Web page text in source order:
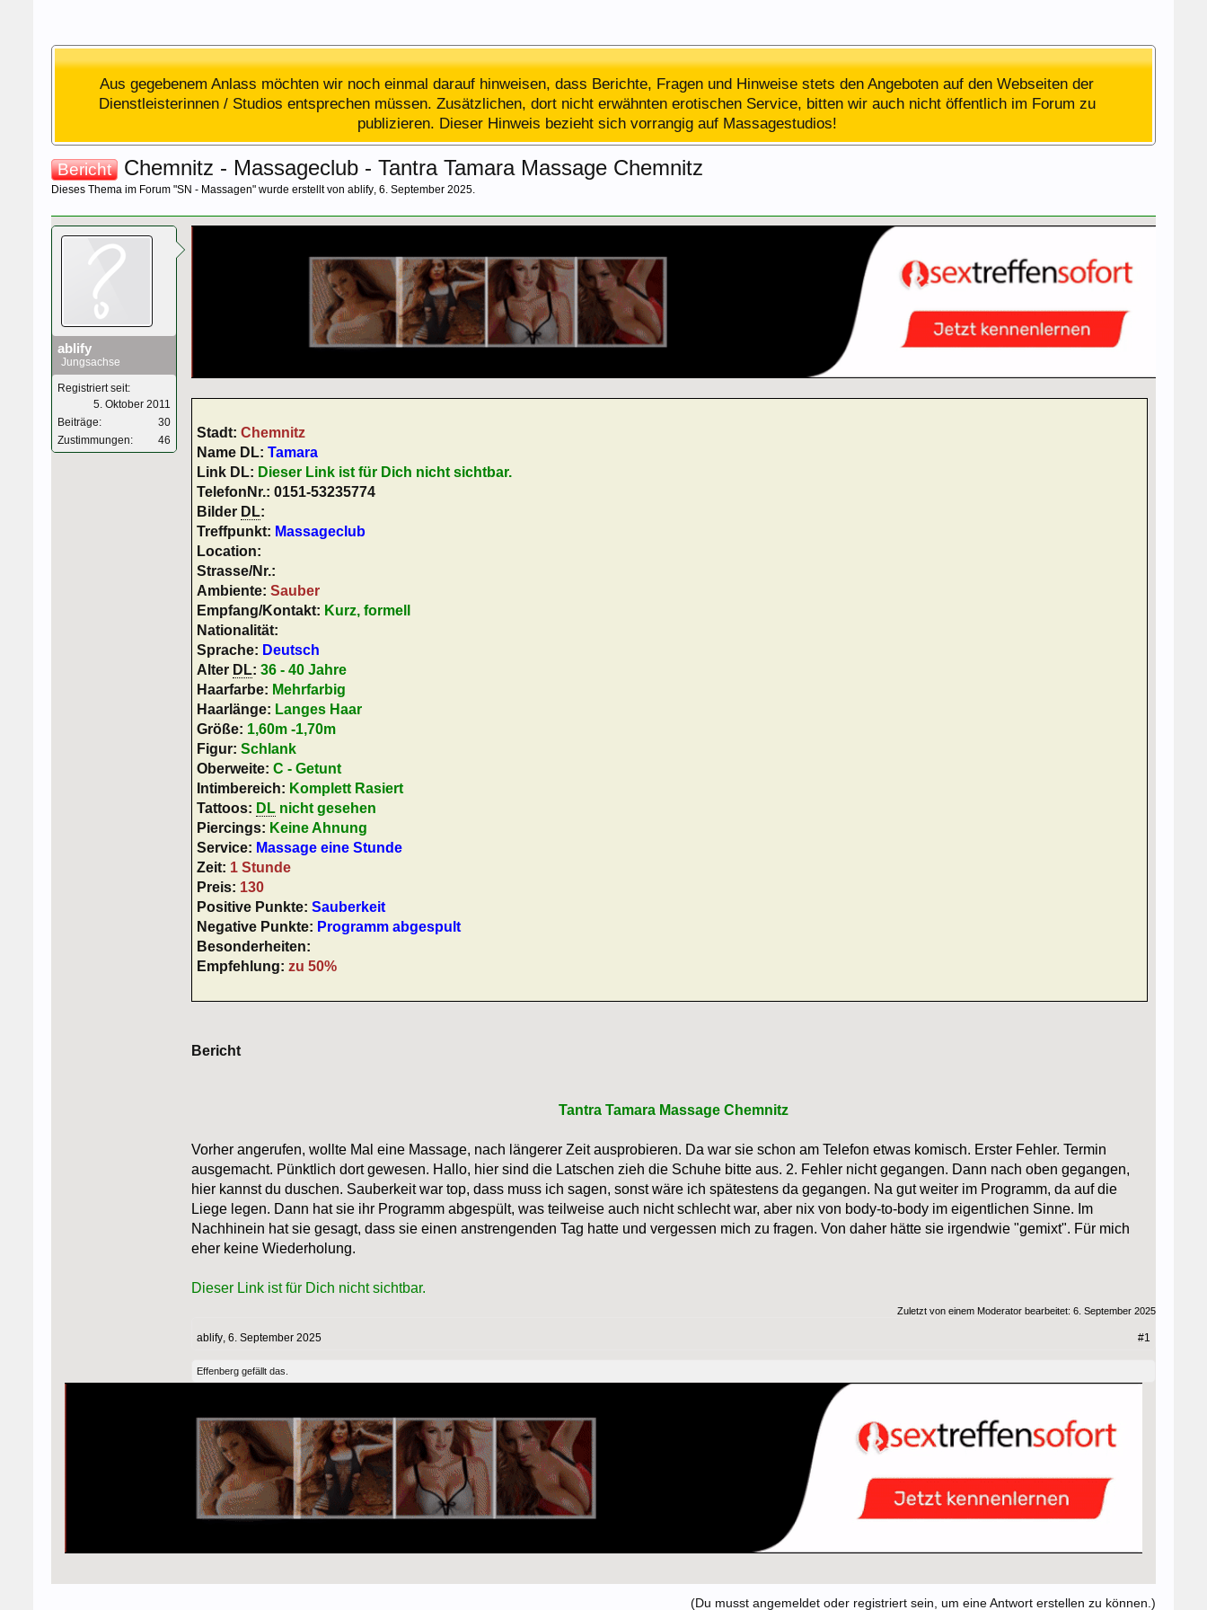
Aus gegebenem Anlass möchten wir noch einmal darauf hinweisen, dass Berichte, Fragen und Hinweise stets den Angeboten auf den Webseiten der
Dienstleisterinnen / Studios entsprechen müssen. Zusätzlichen, dort nicht erwähnten erotischen Service, bitten wir auch nicht öffentlich im Forum zu
publizieren. Dieser Hinweis bezieht sich vorrangig auf Massagestudios!
Bericht Chemnitz - Massageclub - Tantra Tamara Massage Chemnitz
Dieses Thema im Forum "SN - Massagen" wurde erstellt von ablify 6. September 2025
ablify
Jungsachse
Registriert seit:
5. Oktober 2011
Beiträge:
30
Zustimmungen:
46 Stadt: Chemnitz
Name DL: Tamara
Link DL: Dieser Link ist für Dich nicht sichtbar.
TelefonNr.: 0151-53235774
Bilder DL:
Treffpunkt: Massageclub
Location:
Strasse/Nr.:
Ambiente: Sauber
Empfang/Kontakt: Kurz, formell
Nationalität:
Sprache: Deutsch
Alter DL: 36 - 40 Jahre
Haarfarbe: Mehrfarbig
Haarlänge: Langes Haar
Größe: 1,60m -1,70m
Figur: Schlank
Oberweite: C - Getunt
Intimbereich: Komplett Rasiert
Tattoos: DL nicht gesehen
Piercings: Keine Ahnung
Service: Massage eine Stunde
Zeit: 1 Stunde
Preis: 130
Positive Punkte: Sauberkeit
Negative Punkte: Programm abgespult
Besonderheiten:
Empfehlung: zu 50%
Bericht
Tantra Tamara Massage Chemnitz
Vorher angerufen, wollte Mal eine Massage, nach längerer Zeit ausprobieren. Da war sie schon am Telefon etwas komisch. Erster Fehler. Termin
ausgemacht. Pünktlich dort gewesen. Hallo, hier sind die Latschen zieh die Schuhe bitte aus. 2. Fehler nicht gegangen. Dann nach oben gegangen,
hier kannst du duschen. Sauberkeit war top, dass muss ich sagen, sonst wäre ich spätestens da gegangen. Na gut weiter im Programm, da auf die
Liege legen. Dann hat sie ihr Programm abgespült, was teilweise auch nicht schlecht war, aber nix von body-to-body im eigentlichen Sinne. Im
Nachhinein hat sie gesagt, dass sie einen anstrengenden Tag hatte und vergessen mich zu fragen. Von daher hätte sie irgendwie "gemixt". Für mich
eher keine Wiederholung.
Dieser Link ist für Dich nicht sichtbar.
Zuletzt von einem Moderator bearbeitet: 6. September 2025
ablify 6. September 2025 #1
Effenberg gefällt das.
(Du musst angemeldet oder registriert sein, um eine Antwort erstellen zu können.)